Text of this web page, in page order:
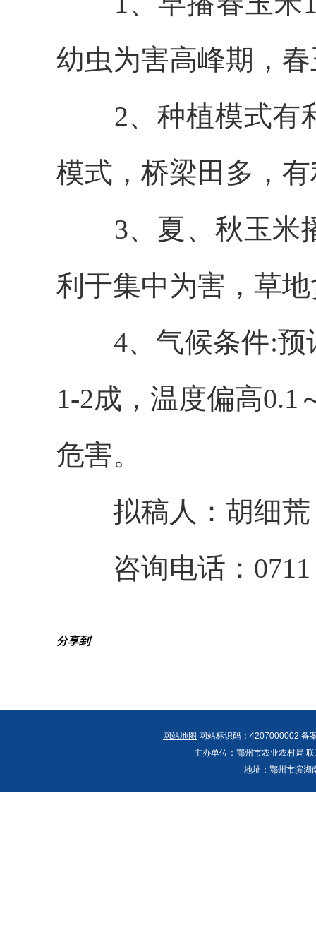
幼虫为害高峰期，
2、种植模式有
模式，桥梁田多，
3、夏、秋玉米
利于集中为害，草
4、气候条件:预
1-2成 ，温度偏高0.1
危害。
拟稿人： 胡细荒
咨询电话：
分享到
网站地图 网站标识码：4207000002
主办单位：鄂州市农业农村局
地址：鄂州市滨湖